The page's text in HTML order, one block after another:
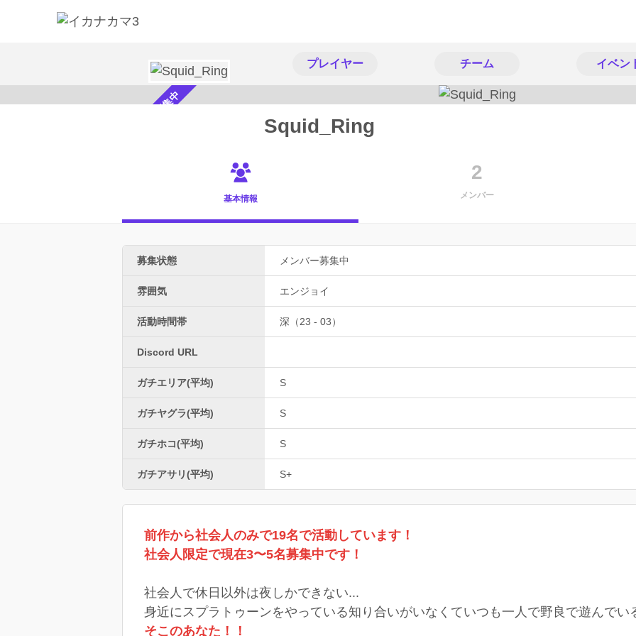
プレイヤー チーム イベン
メンバー募集中 Squid_Ring
基本情報
2
メンバー
募集状態 メンバー募集中
雰囲気 エンジョイ
活動時間帯 深（23 - 03）
Discord URL
ガチエリア(平均) S
ガチヤグラ(平均) S
ガチホコ(平均) S
ガチアサリ(平均) S+
前作から社会人のみで19名で活動しています！
社会人限定で現在3〜5名募集中です！
社会人で休日以外は夜しかできない...
身近にスプラトゥーンをやっている知り合いがいなくていつも一人で野良で遊んでい
そこのあなた！！